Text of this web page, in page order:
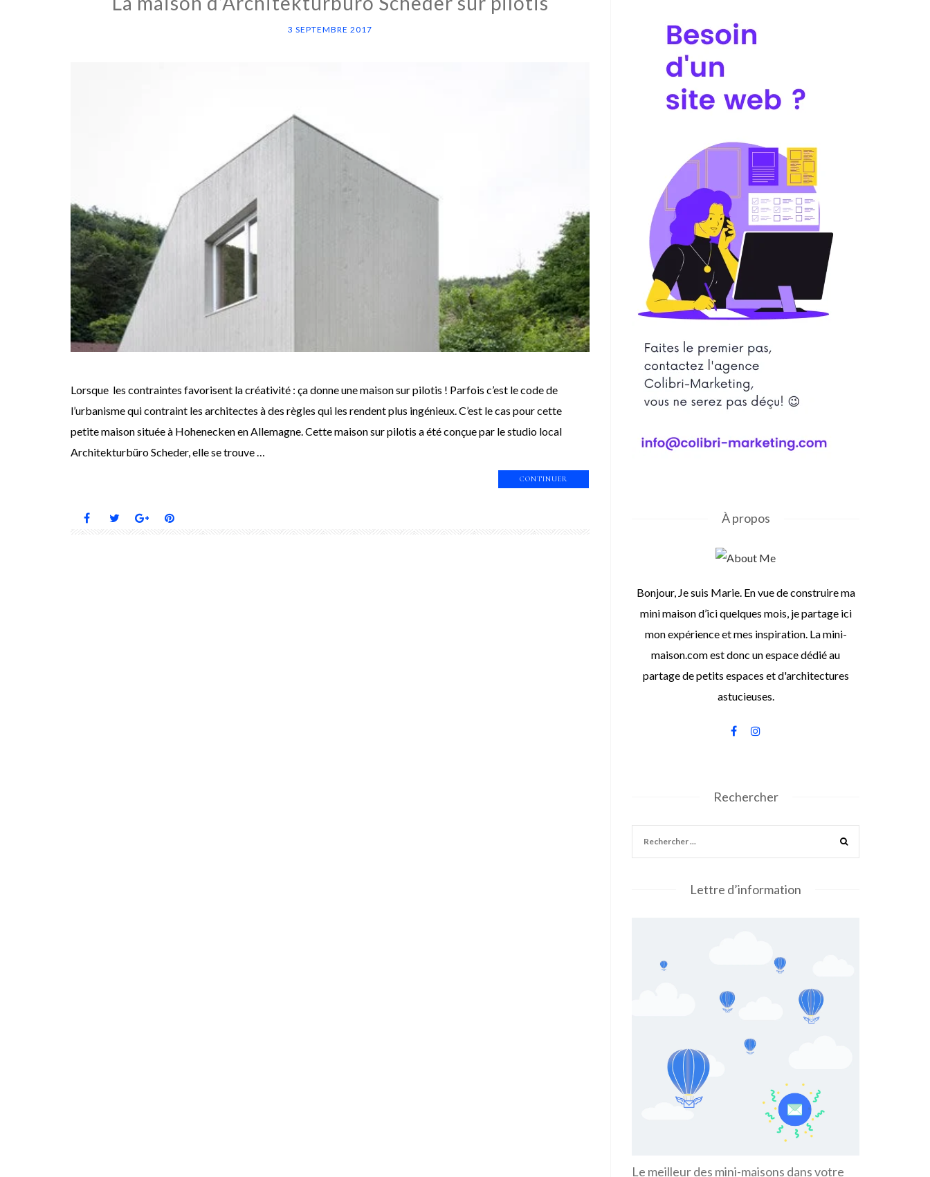
3 SEPTEMBRE 2017
Lorsque les contraintes favorisent la créativité : ça donne une maison sur pilotis ! Parfois c’est le code de
l’urbanisme qui contraint les architectes à des règles qui les rendent plus ingénieux. C’est le cas pour cette
petite maison située à Hohenecken en Allemagne. Cette maison sur pilotis a été conçue par le studio local
Architekturbüro Scheder, elle se trouve …
CONTINUER
À propos
Bonjour, Je suis Marie. En vue de construire ma
mini maison d’ici quelques mois, je partage ici
mon expérience et mes inspiration. La mini-
maison.com est donc un espace dédié au
partage de petits espaces et d'architectures
astucieuses.
Rechercher
Lettre d’information
Le meilleur des mini-maisons dans votre